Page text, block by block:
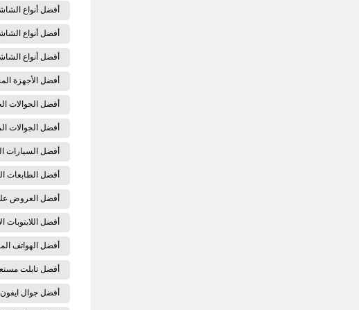
أفضل أنواع
أفضل أنواع
أفضل أنواع
أفضل الأجهزة
أفضل الجوالات
أفضل الجوالات
أفضل السيارات
أفضل الطابعات
أفضل العروض
أفضل اللابتوبات
أفضل الهواتف
أفضل تابلت
أفضل جوال ايفون